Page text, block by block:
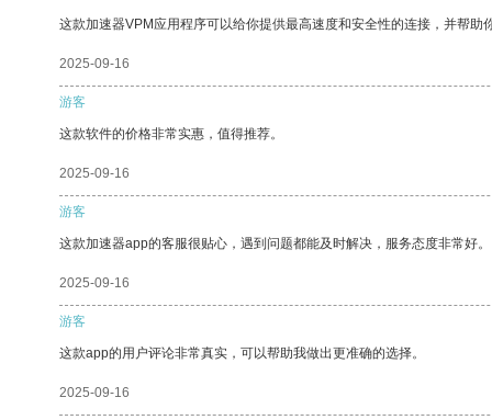
这款加速器VPM应用程序可以给你提供最高速度和安全性的连接，并帮助
2025-09-16
游客
这款软件的价格非常实惠，值得推荐。
2025-09-16
游客
这款加速器app的客服很贴心，遇到问题都能及时解决，服务态度非常好。
2025-09-16
游客
这款app的用户评论非常真实，可以帮助我做出更准确的选择。
2025-09-16